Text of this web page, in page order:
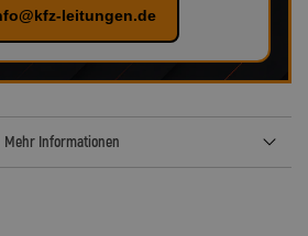
leitungen.de
Mehr Informationen